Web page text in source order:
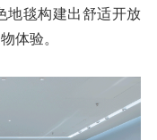
地毯构建出舒适开放
体验。